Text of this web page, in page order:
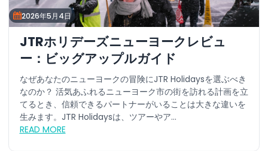
2026年5月4日
JTRホリデーズニューヨークレビュ
ー：ビッグアップルガイド
なぜあなたのニューヨークの冒険にJTR Holidaysを選ぶべき
なのか？ 活気あふれるニューヨーク市の街を訪れる計画を立
てるとき、信頼できるパートナーがいることは大きな違いを
生みます。JTR Holidaysは、ツアーやア...
READ MORE